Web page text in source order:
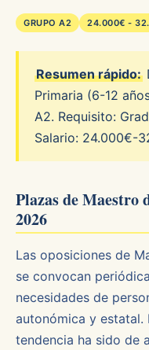
GRUPO A2 24.000€ -
Resumen rápido:
Primaria (6-12
A2. Requisito:
Salario: 24.000€-
Plazas de Maestro
2026
Las oposiciones de
se convocan
necesidades de
autonómica y estatal.
tendencia ha sido de